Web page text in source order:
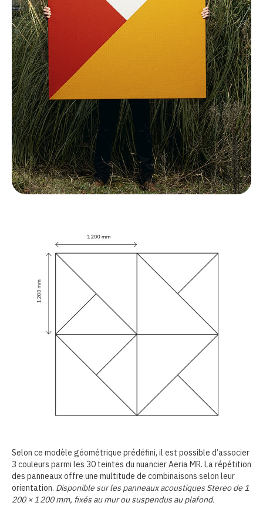
Selon ce modèle géométrique prédéfini, il est possible d’associer
3 couleurs parmi les 30 teintes du nuancier Aeria MR. La répétition
des panneaux offre une multitude de combinaisons selon leur
orientation. Disponible sur les panneaux acoustiques Stereo de 1
200 × 1 200 mm, fixés au mur ou suspendus au plafond.